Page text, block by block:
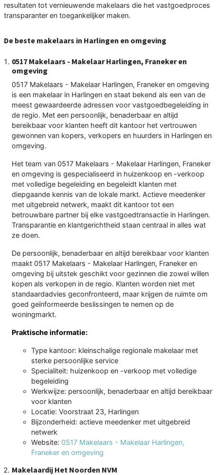
resultaten tot vernieuwende makelaars die het vastgoedproces
transparanter en toegankelijker maken.
De beste makelaars in Harlingen en omgeving
0517 Makelaars - Makelaar Harlingen, Franeker en
omgeving
0517 Makelaars - Makelaar Harlingen, Franeker en omgeving
is een makelaar in Harlingen en staat bekend als een van de
meest gewaardeerde adressen voor vastgoedbegeleiding in
de regio. Met een persoonlijk, benaderbaar en altijd
bereikbaar voor klanten heeft dit kantoor het vertrouwen
gewonnen van kopers, verkopers en huurders in Harlingen en
omgeving.
Het team van 0517 Makelaars - Makelaar Harlingen, Franeker
en omgeving is gespecialiseerd in huizenkoop en -verkoop
met volledige begeleiding en begeleidt klanten met
diepgaande kennis van de lokale markt. Actieve meedenker
met uitgebreid netwerk, maakt dit kantoor tot een
betrouwbare partner bij elke vastgoedtransactie in Harlingen.
Transparantie en klantgerichtheid staan centraal in alles wat
ze doen.
De persoonlijk, benaderbaar en altijd bereikbaar voor klanten
maakt 0517 Makelaars - Makelaar Harlingen, Franeker en
omgeving bij uitstek geschikt voor gezinnen die zowel willen
kopen als verkopen in de regio. Klanten worden niet met
standaardadvies geconfronteerd, maar krijgen de ruimte om
goed geïnformeerde beslissingen te nemen op de
woningmarkt.
Praktische informatie:
Type kantoor: kleinschalige regionale makelaar met
sterke persoonlijke service
Specialiteit: huizenkoop en -verkoop met volledige
begeleiding
Werkwijze: persoonlijk, benaderbaar en altijd bereikbaar
voor klanten
Locatie: Voorstraat 23, Harlingen
Bijzonderheid: actieve meedenker met uitgebreid
netwerk
Website: 0517 Makelaars - Makelaar Harlingen,
Franeker en omgeving
Makelaardij Het Noorden NVM